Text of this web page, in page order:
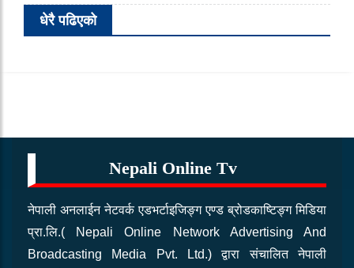
धेरै पढिएको
Nepali Online Tv
नेपाली अनलाईन नेटवर्क एडभर्टाइजिङ्ग एण्ड ब्रोडकाष्टिङ्ग मिडिया
प्रा.लि.( Nepali Online Network Advertising And
Broadcasting Media Pvt. Ltd.) द्वारा संचालित नेपाली